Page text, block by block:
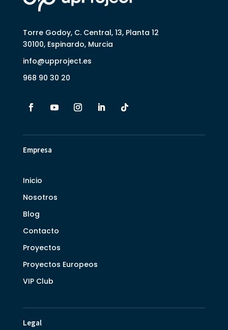
Torre Godoy, C. Central, 13, Planta 12
30100, Espinardo, Murcia
info@upproject.es
968 90 30 20
Empresa
Inicio
Nosotros
Blog
Contacto
Proyectos
Proyectos Europeos
VIP Club
Legal